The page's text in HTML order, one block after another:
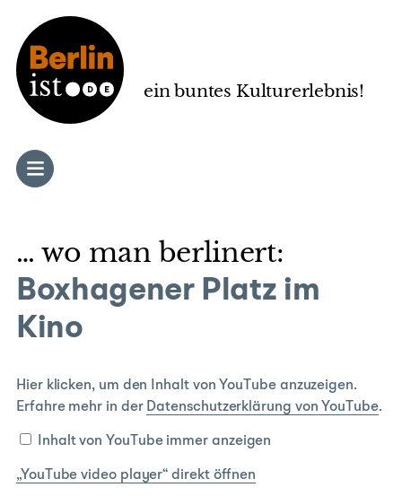
ein buntes Kulturerlebnis!
… wo man berlinert:
Boxhagener Platz im
Kino
„YouTube
video
von
anzeigen
Hier klicken, um den Inhalt von YouTube anzuzeigen.
Erfahre mehr in der Datenschutzerklärung von YouTube.
Inhalt von YouTube immer anzeigen
„YouTube video player“ direkt öffnen